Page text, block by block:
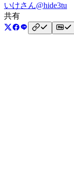
いけさん@hide3tu
共有